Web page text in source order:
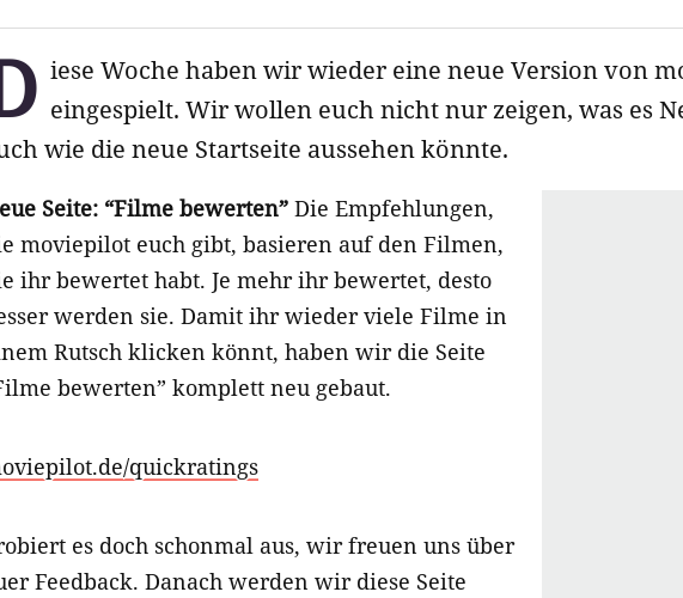
iese Woche haben wir wieder eine neue Version von
eingespielt. Wir wollen euch nicht nur zeigen, was es
wie die neue Startseite aussehen könnte.
Seite: “Filme bewerten” Die Empfehlungen,
moviepilot euch gibt, basieren auf den Filmen,
ihr bewertet habt. Je mehr ihr bewertet, desto
werden sie. Damit ihr wieder viele Filme in
Rutsch klicken könnt, haben wir die Seite
bewerten” komplett neu gebaut.
quickratings
es doch schonmal aus, wir freuen uns über
Feedback. Danach werden wir diese Seite